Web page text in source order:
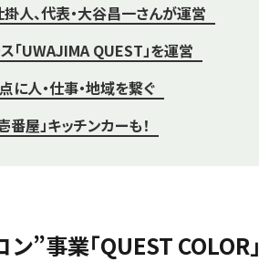
人、代表・大谷昌一さんが運営
「UWAJIMA QUEST」を運営
に人・仕事・地域を繋ぐ
屋」キッチンカーも！
”事業「QUEST COLOR」